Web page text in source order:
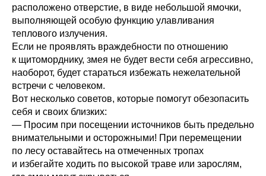
расположено отверстие, в виде небольшой ямочки,
выполняющей особую функцию улавливания
теплового излучения.
Если не проявлять враждебности по отношению
к щитоморднику, змея не будет вести себя агрессивно,
наоборот, будет стараться избежать нежелательной
встречи с человеком.
Вот несколько советов, которые помогут обезопасить
себя и своих близких:
— Просим при посещении источников быть предельно
внимательными и осторожными! При перемещении
по лесу оставайтесь на отмеченных тропах
и избегайте ходить по высокой траве или зарослям,